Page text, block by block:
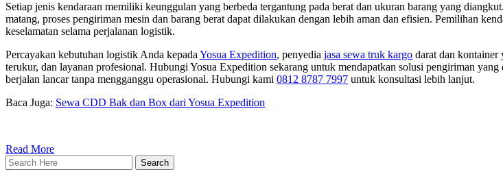
Setiap jenis kendaraan memiliki keunggulan yang berbeda tergantung pada berat dan ukuran barang yang
matang, proses pengiriman mesin dan barang berat dapat dilakukan dengan lebih aman dan efisien. Pemilihan
keselamatan selama perjalanan logistik.
Percayakan kebutuhan logistik Anda kepada Yosua Expedition, penyedia jasa sewa truk kargo darat dan kontainer
terukur, dan layanan profesional. Hubungi Yosua Expedition sekarang untuk mendapatkan solusi pengiriman
berjalan lancar tanpa mengganggu operasional. Hubungi kami 0812 8787 7997 untuk konsultasi lebih lanjut.
Baca Juga: Sewa CDD Bak dan Box dari Yosua Expedition
Read More